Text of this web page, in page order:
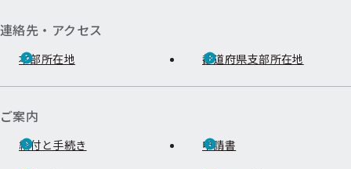
連絡先・アクセス
本部所在地 都道府県支部所在地
ご案内
給付と手続き 申請書